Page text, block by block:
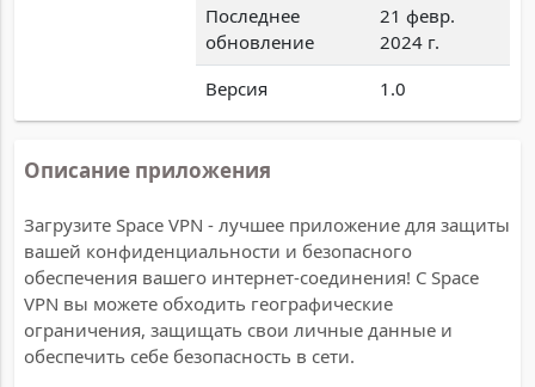
Последнее
обновление
21 февр.
2024 г.
Версия
1.0
Описание приложения
Загрузите Space VPN - лучшее приложение для защиты
вашей конфиденциальности и безопасного
обеспечения вашего интернет-соединения! С Space
VPN вы можете обходить географические
ограничения, защищать свои личные данные и
обеспечить себе безопасность в сети.